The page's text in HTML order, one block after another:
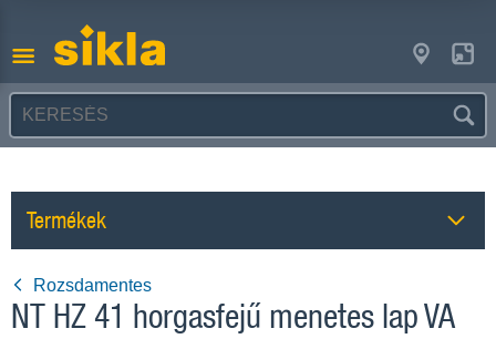
Termékek
Rozsdamentes
NT HZ 41 horgasfejű menetes lap VA